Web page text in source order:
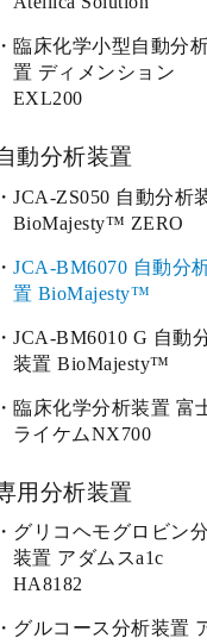
臨床化学小型自動分
置 ディメンション
EXL200
動分析装置
JCA-ZS050 自動分析
BioMajesty™ ZERO
JCA-BM6070 自動分
置 BioMajesty™
JCA-BM6010 G 自動
装置 BioMajesty™
臨床化学分析装置 富
ライケムNX700
用分析装置
グリコヘモグロビン
装置 アダムスa1c
HA8182
グルコース分析装置